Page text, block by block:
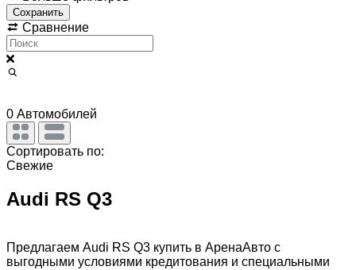
Сохранить
Сравнение
0 Автомобилей
Сортировать по:
Свежие
Audi RS Q3
Предлагаем Audi RS Q3 купить в АренаАвто с
выгодными условиями кредитования и специальными